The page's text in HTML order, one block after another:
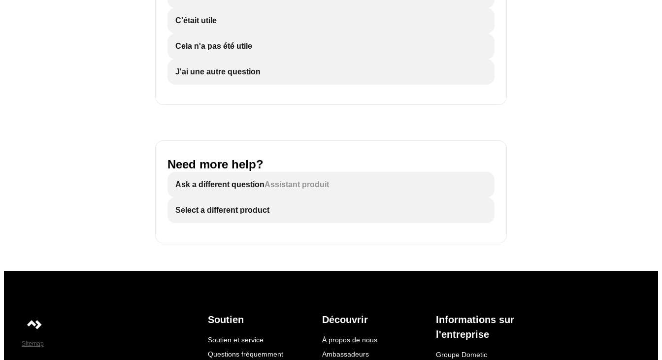
C'était utile
Cela n'a pas été utile
J'ai une autre question
Need more help?
Ask a different questionAssistant produit
Select a different product
Sitemap
Soutien
Soutien et service
Questions fréquemment
Découvrir
À propos de nous
Ambassadeurs
Informations sur
l'entreprise
Groupe Dometic